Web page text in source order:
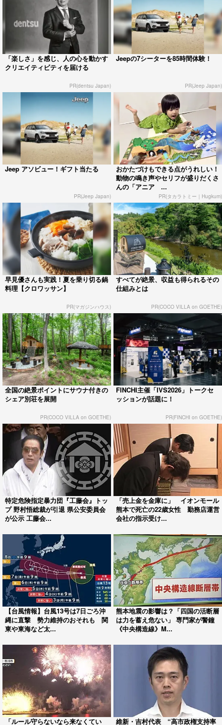
「楽しさ」を感じ、人の心を動かす
クリエイティビティを届ける
PR(dentsu Japan)
Jeepの7シーターを85時間体験！
PR(Jeep Japan)
Jeep アソビュー！ギフト当たる
PR(Jeep Japan)
おかたづけもできる点がうれしい！
動物の鳴き声やセリフが盛りだくさ
んの「アニア ...
PR(タカラトミー｜Hugkum)
早見優さんも実践！夏を乗り切る鍋
料理【クロワッサン】
PR(マガジンハウス)
すべてが絶景、収益も得られるその
仕組みとは
PR(COCO VILLA on GOETHE)
全国の絶景ポイントにサウナ付きの
シェア別荘を展開
PR(COCO VILLA on GOETHE)
FINCHI主催「IVS2026」トークセ
ッションが話題に！
PR(FINCHI on GOETHE)
特定危険指定暴力団『工藤会』トッ
プ 野村悟総裁が引退 県公安委員会
が公示 工藤会...
「売上金を金庫に」 イオンモール
熊本で死亡の22歳女性 勤務店運営
会社の指示受け...
【台風情報】台風13号は7日ごろ沖
縄に直撃 勢力維持のおそれも 関
東や東海など太...
熊本地震の影響は？「四国の活断層
は力を蓄え危ない」 専門家が警鐘
《中央構造線》M...
「ルール守らないなら来なくてい
維新・吉村代表 “高市政権支持率